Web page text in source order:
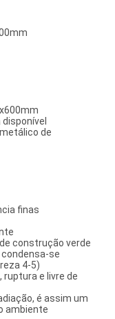
de
finas
construção verde
condensa-se
4-5)
e livre de
é assim um
ambiente